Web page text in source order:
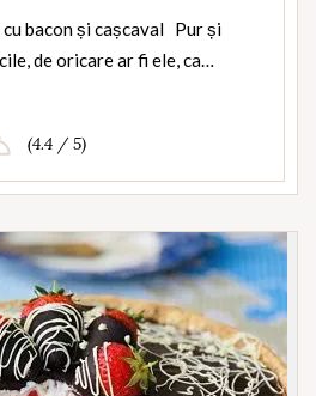
bacon și cașcaval Pur și
de oricare ar fi ele, ca…
(4.4 / 5)